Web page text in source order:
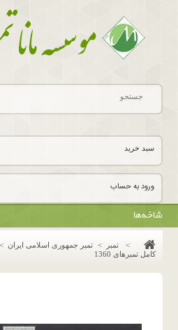
ورود به حساب
سبد خرید
شاخه‌ها
> تمبر > تمبر جمهوری اسلامی ایران >
کامل تمبرهای 1360